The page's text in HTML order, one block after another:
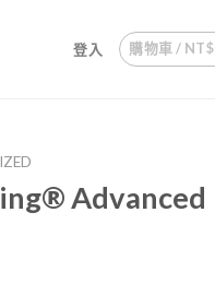
登入 購物車 / NT$
Advanced